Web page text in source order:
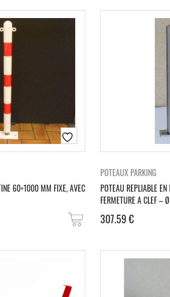
60×1000 MM FIXE, AVEC
POTEAUX PARKING
POTEAU REPLIABLE
FERMETURE A CLEF
307.59€